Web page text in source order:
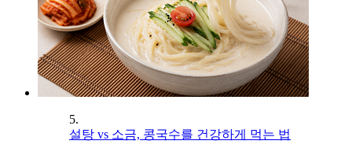
5.
설탕 vs 소금, 콩국수를 건강하게 먹는 법